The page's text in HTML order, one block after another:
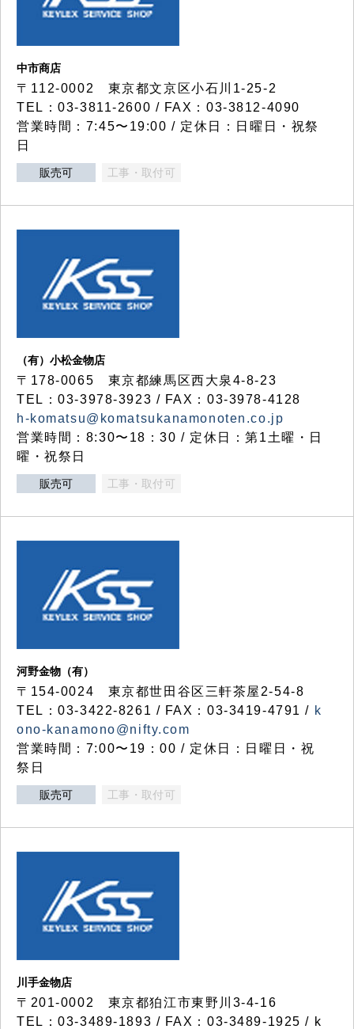
中市商店
〒112-0002 東京都文京区小石川1-25-2
TEL：03-3811-2600 / FAX：03-3812-4090
営業時間：7:45〜19:00 / 定休日：日曜日・祝祭
日
販売可 工事・取付可
（有）小松金物店
〒178-0065 東京都練馬区西大泉4-8-23
TEL：03-3978-3923 / FAX：03-3978-4128
h-komatsu@komatsukanamonoten.co.jp
営業時間：8:30〜18：30 / 定休日：第1土曜・日
曜・祝祭日
販売可 工事・取付可
河野金物（有）
〒154-0024 東京都世田谷区三軒茶屋2-54-8
TEL：03-3422-8261 / FAX：03-3419-4791 / k
ono-kanamono@nifty.com
営業時間：7:00〜19：00 / 定休日：日曜日・祝
祭日
販売可 工事・取付可
川手金物店
〒201-0002 東京都狛江市東野川3-4-16
TEL：03-3489-1893 / FAX：03-3489-1925 / k